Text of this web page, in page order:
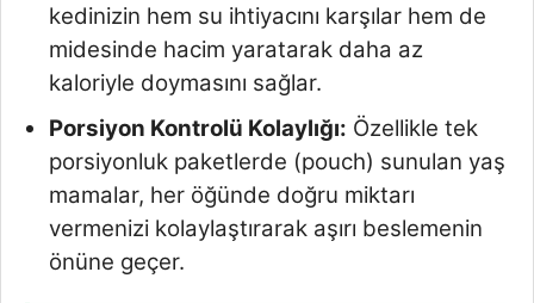
kedinizin hem su ihtiyacını karşılar hem de
midesinde hacim yaratarak daha az
kaloriyle doymasını sağlar.
Porsiyon Kontrolü Kolaylığı: Özellikle tek
porsiyonluk paketlerde (pouch) sunulan yaş
mamalar, her öğünde doğru miktarı
vermenizi kolaylaştırarak aşırı beslemenin
önüne geçer.